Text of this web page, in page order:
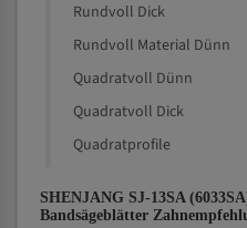
Rundvoll Dick
Rundvoll Material Dünn
Quadratvoll Dünn
Quadratvoll Dick
Quadratprofile
SHENJANG SJ-13SA
Bandsägeblätter